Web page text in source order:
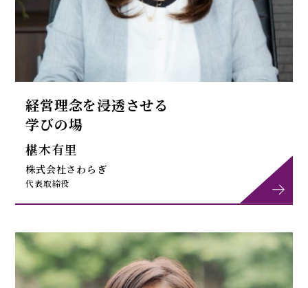
経営理念を浸透させる
学びの場
椹木有里
株式会社さわらぎ
代表取締役